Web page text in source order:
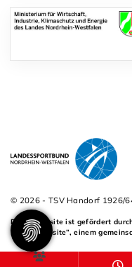
© 2026 - TSV Handorf 1926/
Diese Website ist gefördert
Vereinswebsite”, einem